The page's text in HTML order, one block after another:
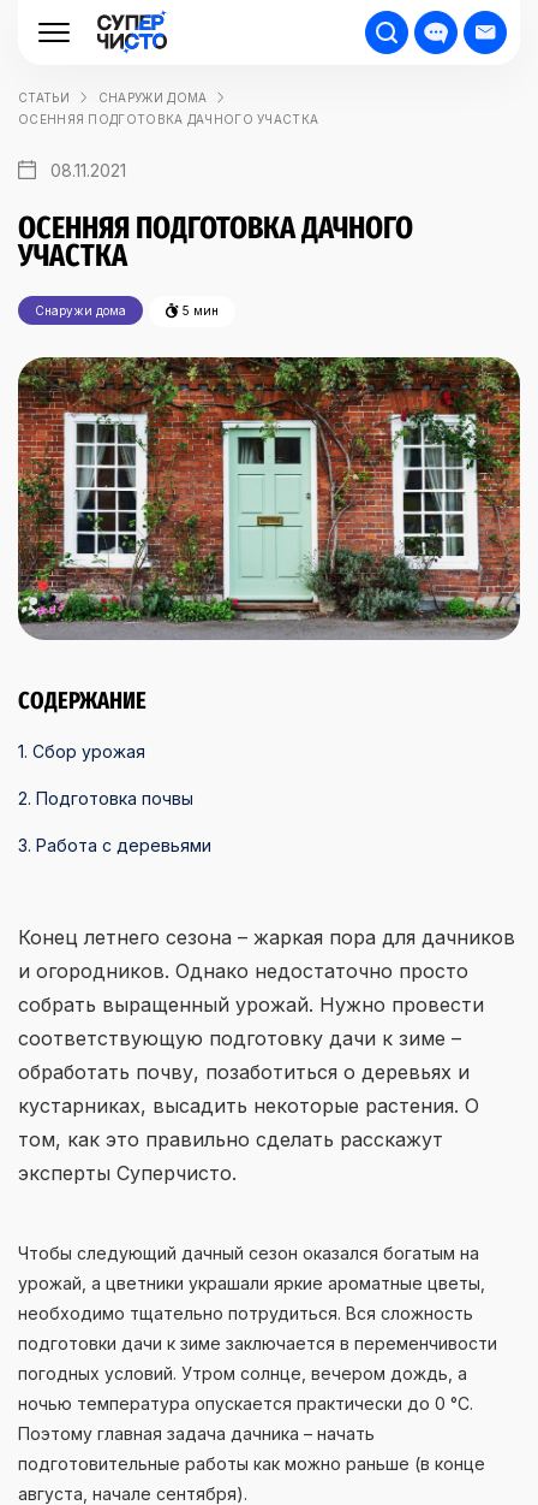
СТАТЬИ
СНАРУЖИ ДОМА
ОСЕННЯЯ ПОДГОТОВКА ДАЧНОГО УЧАСТКА
08.11.2021
ОСЕННЯЯ ПОДГОТОВКА ДАЧНОГО
УЧАСТКА
Снаружи дома 5 мин
СОДЕРЖАНИЕ
1. Сбор урожая
2. Подготовка почвы
3. Работа с деревьями
Конец летнего сезона – жаркая пора для дачников
и огородников. Однако недостаточно просто
собрать выращенный урожай. Нужно провести
соответствующую подготовку дачи к зиме –
обработать почву, позаботиться о деревьях и
кустарниках, высадить некоторые растения. О
том, как это правильно сделать расскажут
эксперты Суперчисто.
Чтобы следующий дачный сезон оказался богатым на
урожай, а цветники украшали яркие ароматные цветы,
необходимо тщательно потрудиться. Вся сложность
подготовки дачи к зиме заключается в переменчивости
погодных условий. Утром солнце, вечером дождь, а
ночью температура опускается практически до 0 °С.
Поэтому главная задача дачника – начать
подготовительные работы как можно раньше (в конце
августа, начале сентября).